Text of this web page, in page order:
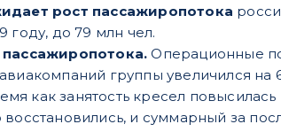
рост пассажиропотока
году, до 79 млн чел.
пассажиропотока.Операционные
группы увеличился на
как занятость кресел
и суммарный за